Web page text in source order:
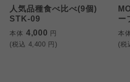
人気品種食べ比べ(9個)
STK-09
本体 4,000 円
(税込 4,400 円)
ー
本
(税